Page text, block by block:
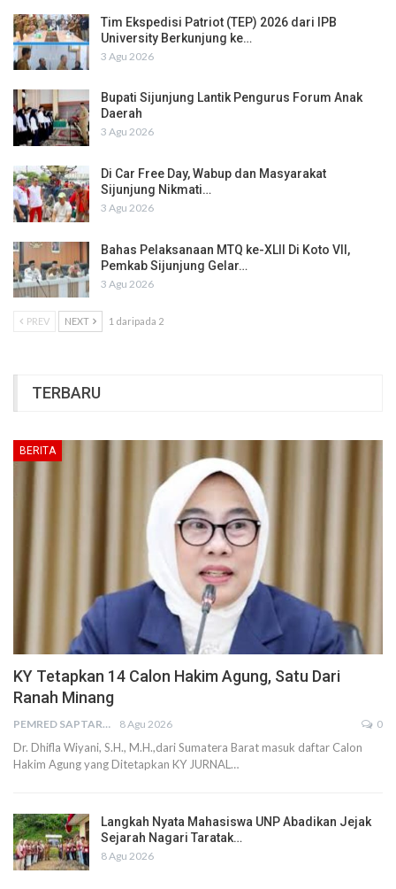
Tim Ekspedisi Patriot (TEP) 2026 dari IPB
University Berkunjung ke…
3 Agu 2026
Bupati Sijunjung Lantik Pengurus Forum Anak
Daerah
3 Agu 2026
Di Car Free Day, Wabup dan Masyarakat
Sijunjung Nikmati…
3 Agu 2026
Bahas Pelaksanaan MTQ ke-XLII Di Koto VII,
Pemkab Sijunjung Gelar…
3 Agu 2026
PREV NEXT 1 daripada 2
TERBARU
BERITA
KY Tetapkan 14 Calon Hakim Agung, Satu Dari
Ranah Minang
PEMRED SAPTARIUS 8 Agu 2026 0
Dr. Dhifla Wiyani, S.H., M.H.,dari Sumatera Barat masuk daftar Calon
Hakim Agung yang Ditetapkan KY JURNAL…
Langkah Nyata Mahasiswa UNP Abadikan Jejak
Sejarah Nagari Taratak…
8 Agu 2026